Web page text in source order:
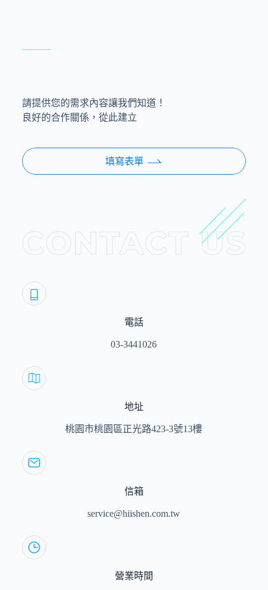
請提供您的需求內容讓我們知道！
良好的合作關係，從此建立
填寫表單
電話
03-3441026
地址
桃園市桃園區正光路423-3號13樓
信箱
service@hiishen.com.tw
營業時間